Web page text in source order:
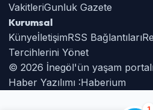
VakitleriGunluk Gazete
Kurumsal
KünyeİletişimRSS Bağlantıları
Tercihlerini Yönet
© 2026 İnegöl'ün yaşam portalı
Haber Yazılımı :Haberium